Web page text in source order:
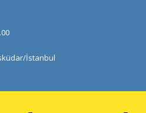
İstanbul